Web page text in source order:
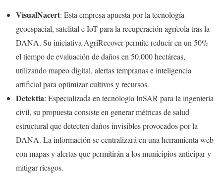
VisualNacert: Esta empresa apuesta por la tecnología
geoespacial, satelital e IoT para la recuperación agrícola tras la
DANA. Su iniciativa AgriRecover permite reducir en un 50%
el tiempo de evaluación de daños en 50.000 hectáreas,
utilizando mapeo digital, alertas tempranas e inteligencia
artificial para optimizar cultivos y recursos.
Detektia: Especializada en tecnología InSAR para la ingeniería
civil, su propuesta consiste en generar métricas de salud
estructural que detecten daños invisibles provocados por la
DANA. La información se centralizará en una herramienta web
con mapas y alertas que permitirán a los municipios anticipar y
mitigar riesgos.